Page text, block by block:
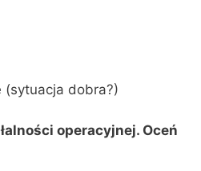
dobra?)
operacyjnej. Oceń